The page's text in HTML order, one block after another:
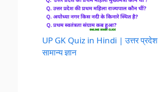
UP GK Quiz in Hindi | उत्तर प्रदेश
सामान्य ज्ञान